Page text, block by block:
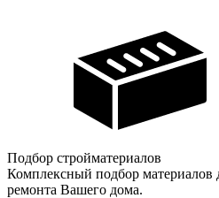
Подбор стройматериалов
Комплексный подбор материалов
ремонта Вашего дома.